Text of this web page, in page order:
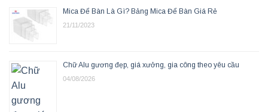
Mica Để Bàn Là Gì? Bảng Mica Để Bàn Giá Rẻ
21/11/2023
Chữ Alu gương đẹp, giá xưởng, gia công theo yêu cầu
04/08/2026